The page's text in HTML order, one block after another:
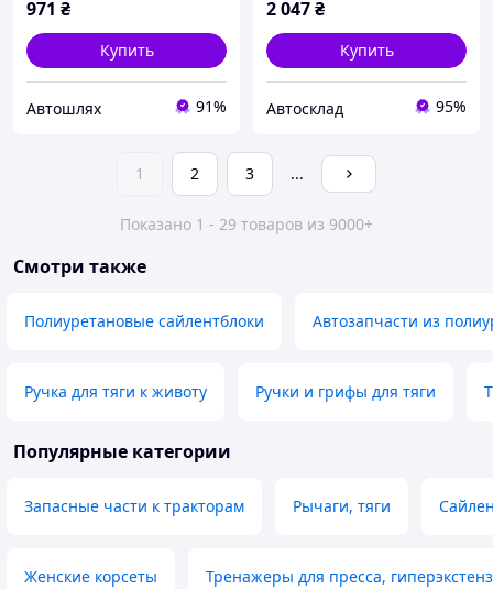
971 ₴
Купить
Автошлях 91%
2 047₴
Купить
Автосклад 95%
1 2 3 ...
Показано 1 - 29 товаров из 9000+
Смотри также
Полиуретановые сайлентблоки Автозапчасти из
Ручка для тяги к животу Ручки и грифы для тяги
Популярные категории
Запасные части к тракторам Рычаги, тяги
Женские корсеты Тренажеры для пресса,